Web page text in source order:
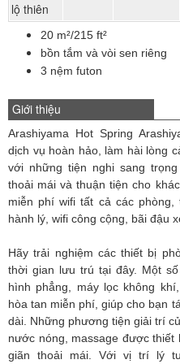
lộ thiên
20 m²/215 ft²
bồn tắm và vòi sen riêng
3 nệm futon
Giới thiệu
Arashiyama Hot Spring
dịch vụ hoàn hảo, làm hài lòng
với những tiện nghi sang
thoải mái và thuận tiện cho
miễn phí wifi tất cả các
hành lý, wifi công cộng, bãi đậu
Hãy trải nghiệm các thiết bị
thời gian lưu trú tại đây. Một
hình phẳng, máy lọc không
hòa tan miễn phí, giúp cho bạn
dài. Những phương tiện giải trí
nước nóng, massage được
giãn thoải mái. Với vị trí lý